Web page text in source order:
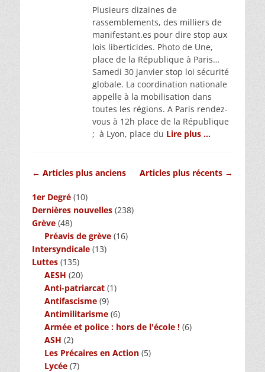
Plusieurs dizaines de
rassemblements, des milliers de
manifestant.es pour dire stop aux
lois liberticides. Photo de Une,
place de la République à Paris…
Samedi 30 janvier stop loi sécurité
globale. La coordination nationale
appelle à la mobilisation dans
toutes les régions. A Paris rendez-
vous à 12h place de la République
; à Lyon, place du Lire plus …
Navigation
articles
← Articles plus anciens Articles plus récents →
1er Degré (10)
Dernières nouvelles (238)
Grève (48)
Préavis de grève (16)
Intersyndicale (13)
Luttes (135)
AESH (20)
Anti-patriarcat (1)
Antifascisme (9)
Antimilitarisme (6)
Armée et police : hors de l'école ! (6)
ASH (2)
Les Précaires en Action (5)
Lycée (7)